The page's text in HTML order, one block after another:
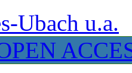
Ubach u.a.